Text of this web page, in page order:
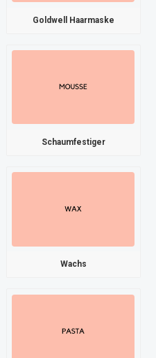
Goldwell Haarmaske
Schaumfestiger
Wachs